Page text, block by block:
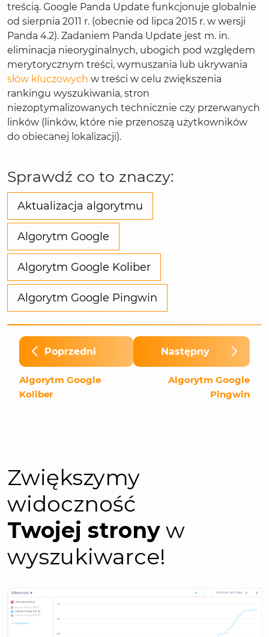
treścią. Google Panda Update funkcjonuje globalnie
od sierpnia 2011 r. (obecnie od lipca 2015 r. w wersji
Panda 4.2). Zadaniem Panda Update jest m. in.
eliminacja nieoryginalnych, ubogich pod względem
merytorycznym treści, wymuszania lub ukrywania
słów kluczowych w treści w celu zwiększenia
rankingu wyszukiwania, stron
niezoptymalizowanych technicznie czy przerwanych
linków (linków, które nie przenoszą użytkowników
do obiecanej lokalizacji).
Sprawdź co to znaczy:
Aktualizacja algorytmu
Algorytm Google
Algorytm Google Koliber
Algorytm Google Pingwin
Poprzedni
Algorytm Google
Koliber
Następny
Algorytm Google
Pingwin